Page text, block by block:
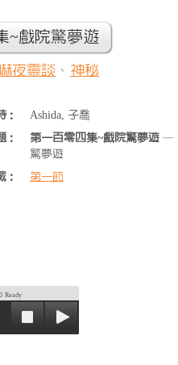
~戲院驚夢遊
嚇夜靈談 、 神秘
：
Ashida, 子喬
：
第一百零四集~戲院驚夢遊 —
驚夢遊
：
第一節
Ready